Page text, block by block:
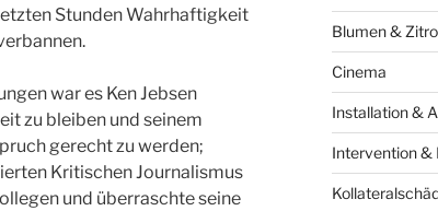
Stunden Wahrhaftigkeit
war es Ken Jebsen
zu bleiben und seinem
gerecht zu werden;
Kritischen Journalismus
und überraschte seine
Blumen &
Cinema
Installation &
Intervention &